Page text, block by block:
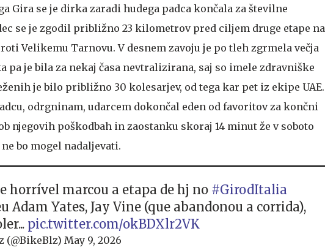
Gira se je dirka zaradi hudega padca končala za številne
se je zgodil približno 23 kilometrov pred ciljem druge etape na
Velikemu Tarnovu. V desnem zavoju je po tleh zgrmela večja
pa je bila za nekaj časa nevtralizirana, saj so imele zdravniške
je bilo približno 30 kolesarjev, od tega kar pet iz ekipe UAE.
odrgninam, udarcem dokončal eden od favoritov za končni
njegovih poškodbah in zaostanku skoraj 14 minut že v soboto
bo mogel nadaljevati.
horrível marcou a etapa de hj no #GirodItalia
Adam Yates, Jay Vine (que abandonou a corrida),
pic.twitter.com/okBDXlr2VK
(@BikeBlz) May 9, 2026